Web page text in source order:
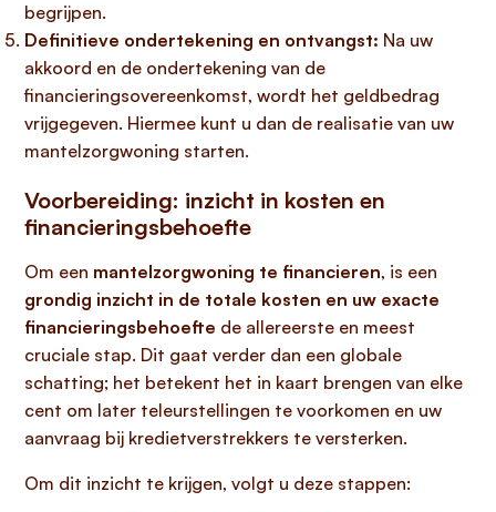
begrijpen.
Definitieve ondertekening en ontvangst: Na uw
akkoord en de ondertekening van de
financieringsovereenkomst, wordt het geldbedrag
vrijgegeven. Hiermee kunt u dan de realisatie van uw
mantelzorgwoning starten.
Voorbereiding: inzicht in kosten en
financieringsbehoefte
Om een mantelzorgwoning te financieren, is een
grondig inzicht in de totale kosten en uw exacte
financieringsbehoefte de allereerste en meest
cruciale stap. Dit gaat verder dan een globale
schatting; het betekent het in kaart brengen van elke
cent om later teleurstellingen te voorkomen en uw
aanvraag bij kredietverstrekkers te versterken.
Om dit inzicht te krijgen, volgt u deze stappen: